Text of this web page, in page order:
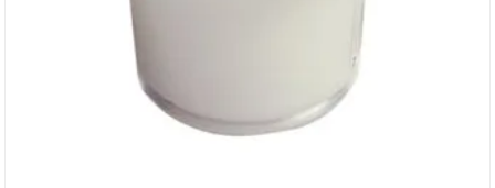
Diverse blekk
Diverse maling
Diverse SPRAYS
Dylusions Ink Sprays & Paints